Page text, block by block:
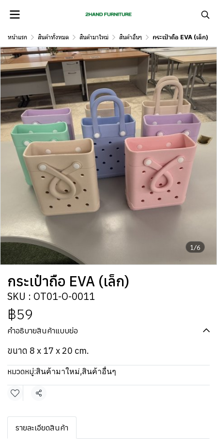
หน้าแรก สินค้าทั้งหมด สินค้ามาใหม่ สินค้าอื่นๆ กระเป๋าถือ EVA (เล็ก)
1/6
กระเป๋าถือ EVA (เล็ก)
SKU : OT01-O-0011
฿59
คำอธิบายสินค้าแบบย่อ
ขนาด 8 x 17 x 20 cm.
หมวดหมู่:สินค้ามาใหม่,สินค้าอื่นๆ
แชร์
รายละเอียดสินค้า